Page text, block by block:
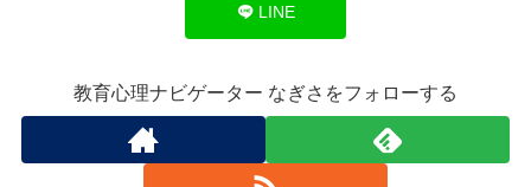
LINE
教育心理ナビゲーター なぎさをフォローする